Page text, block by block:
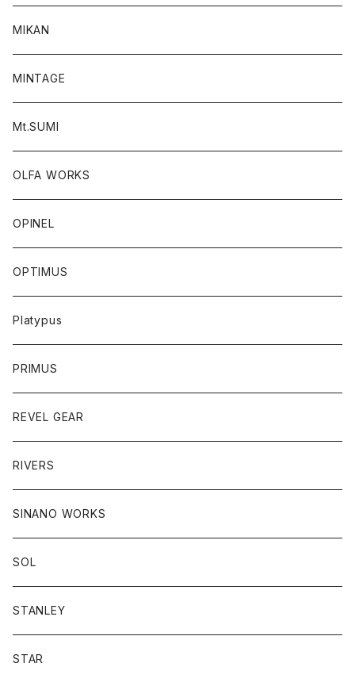
MIKAN
MINTAGE
Mt.SUMI
OLFA WORKS
OPINEL
OPTIMUS
Platypus
PRIMUS
REVEL GEAR
RIVERS
SINANO WORKS
SOL
STANLEY
STAR